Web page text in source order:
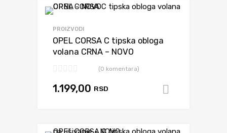
PROIZVODI
OPEL CORSA C tipska obloga
volana CRNA – NOVO
(0 komentara)
1.199,00 RSD